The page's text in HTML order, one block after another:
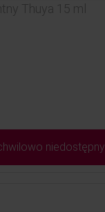
Thuya 15 ml
niedostępny